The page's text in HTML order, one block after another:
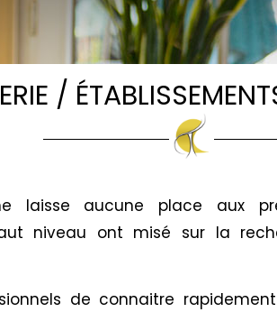
/
laisse aucune place aux
niveau ont misé sur la
de connaitre